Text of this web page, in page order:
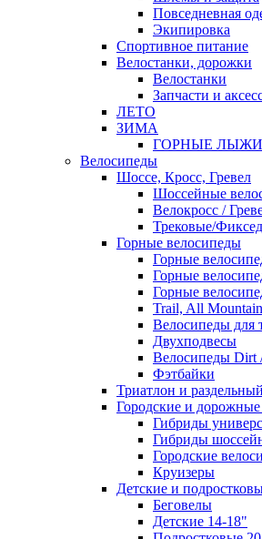
Повседневная
Экипировка
Спортивное питание
Велостанки, дорожки
Велостанки
Запчасти и
ЛЕТО
ЗИМА
ГОРНЫЕ ЛЫЖИ
Велосипеды
Шоссе, Кросс, Гревел
Шоссейные
Велокросс /
Трековые/
Горные велосипеды
Горные
Горные
Горные
Trail, All
Велосипеды для
Двухподвесы
Велосипеды Dirt
Фэтбайки
Триатлон и
Городские и
Гибриды
Гибриды
Городские
Круизеры
Детские и
Беговелы
Детские 14-18"